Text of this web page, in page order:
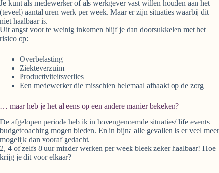
Je kunt als medewerker of als werkgever vast willen houden aan het
(teveel) aantal uren werk per week. Maar er zijn situaties waarbij dit
niet haalbaar is.
Uit angst voor te weinig inkomen blijf je dan doorsukkelen met het
risico op:
Overbelasting
Ziekteverzuim
Productiviteitsverlies
Een medewerker die misschien helemaal afhaakt op de zorg
… maar heb je het al eens op een andere manier bekeken?
De afgelopen periode heb ik in bovengenoemde situaties/ life events
budgetcoaching mogen bieden. En in bijna alle gevallen is er veel meer
mogelijk dan vooraf gedacht.
2, 4 of zelfs 8 uur minder werken per week bleek zeker haalbaar! Hoe
krijg je dit voor elkaar?